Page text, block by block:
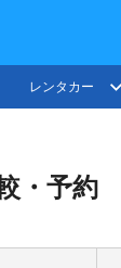
・予約